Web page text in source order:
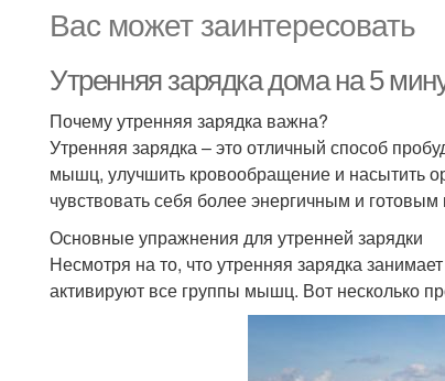
Вас может заинтересовать
Утренняя зарядка дома на 5
Почему утренняя зарядка важна?
Утренняя зарядка – это отличный способ
мышц, улучшить кровообращение и насытить
чувствовать себя более энергичным и
Основные упражнения для утренней зарядки
Несмотря на то, что утренняя зарядка
активируют все группы мышц. Вот несколько